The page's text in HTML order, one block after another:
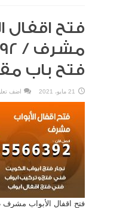
فتح اقفال
فتح باب
21 مايو، 2021 اضف
فتح اقفال الأبواب مشرف